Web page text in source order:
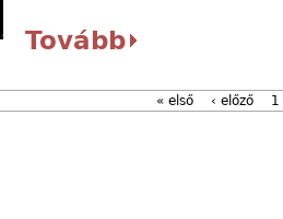
Tovább
« első ‹ előző 1